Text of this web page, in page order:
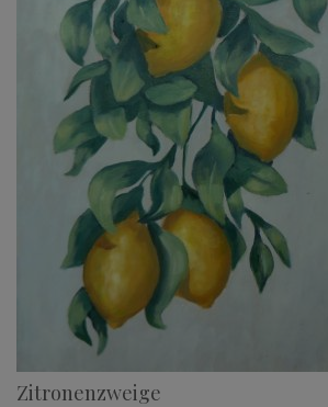
Zitronenzweige